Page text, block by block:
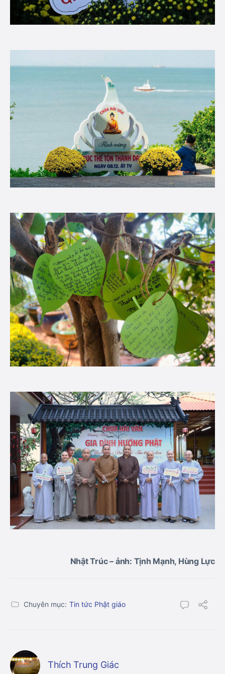
Nhật Trúc – ảnh: Tịnh Mạnh, Hùng Lực
Chuyên mục: Tin tức Phật giáo
Thích Trung Giác